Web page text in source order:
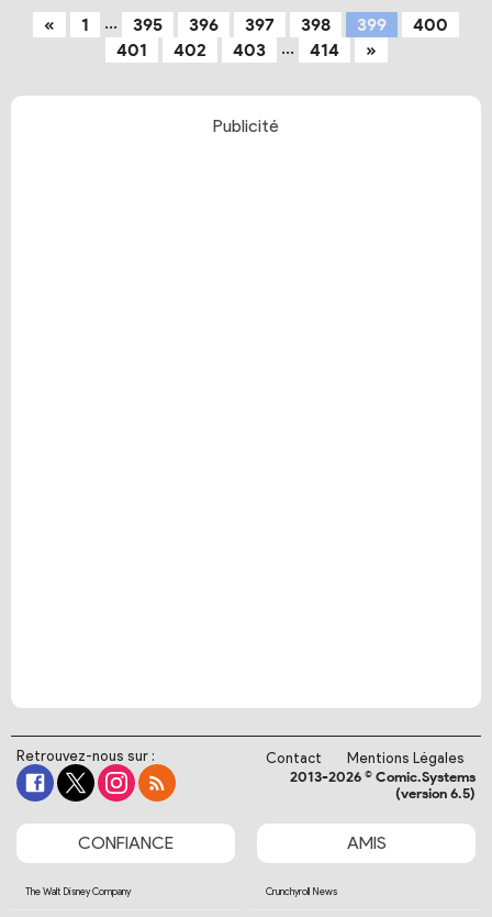
« 1 ... 395 396 397 398 399
400
401
402 403 ... 414 »
Publicité
Retrouvez-nous sur : Contact
Mentions Légales
2013-2026 © Comic.Systems
(version 6.5)
CONFIANCE
The Walt Disney Company
AMIS
Crunchyroll News